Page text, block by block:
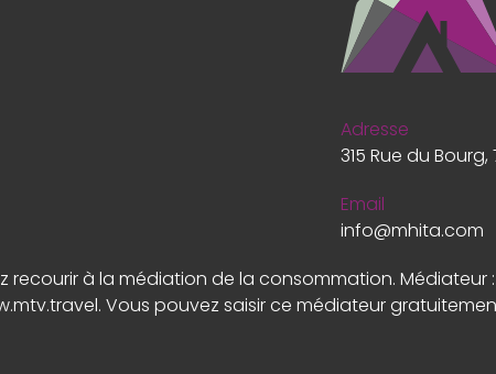
Adresse
315 Rue du Bourg,
Email
info@mhita.com
à la médiation de la consommation. Médiateur
. Vous pouvez saisir ce médiateur